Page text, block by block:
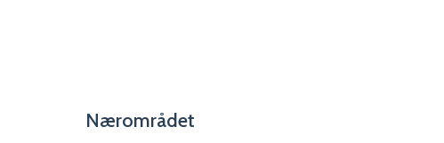
Nærområdet